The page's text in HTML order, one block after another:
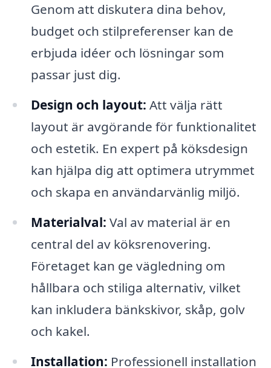
Genom att diskutera dina behov,
budget och stilpreferenser kan de
erbjuda idéer och lösningar som
passar just dig.
Design och layout: Att välja rätt
layout är avgörande för funktionalitet
och estetik. En expert på köksdesign
kan hjälpa dig att optimera utrymmet
och skapa en användarvänlig miljö.
Materialval: Val av material är en
central del av köksrenovering.
Företaget kan ge vägledning om
hållbara och stiliga alternativ, vilket
kan inkludera bänkskivor, skåp, golv
och kakel.
Installation: Professionell installation